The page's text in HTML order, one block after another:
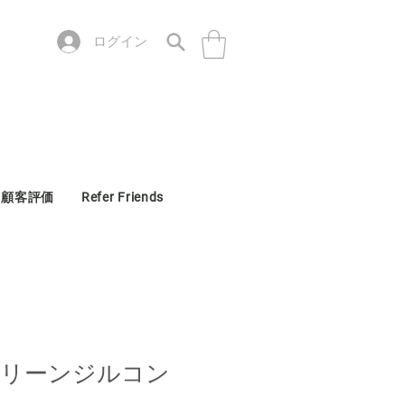
ログイン
顧客評価 Refer Friends
ーンジルコン